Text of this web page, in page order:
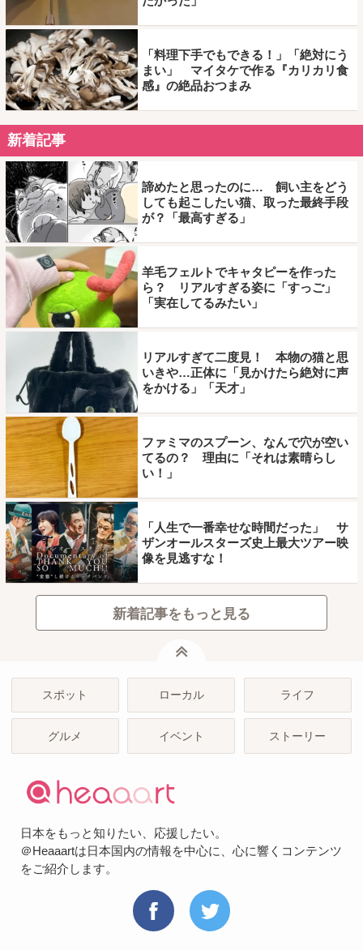
「料理下手でもできる！」「絶対にう
まい」 マイタケで作る『カリカリ食
感』の絶品おつまみ
新着記事
諦めたと思ったのに… 飼い主をどう
しても起こしたい猫、取った最終手段
が？「最高すぎる」
羊毛フェルトでキャタピーを作った
ら？ リアルすぎる姿に「すっご」
「実在してるみたい」
リアルすぎて二度見！ 本物の猫と思
いきや…正体に「見かけたら絶対に声
をかける」「天才」
ファミマのスプーン、なんで穴が空い
てるの？ 理由に「それは素晴らし
い！」
「人生で一番幸せな時間だった」 サ
ザンオールスターズ史上最大ツアー映
像を見逃すな！
新着記事をもっと見る
スポット ローカル ライフ
グルメ イベント ストーリー
日本をもっと知りたい、応援したい。
＠Heaaartは日本国内の情報を中心に、心に響くコンテンツ
をご紹介します。